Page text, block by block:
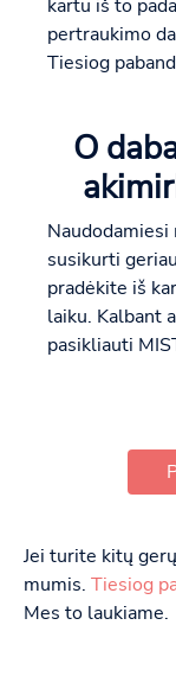
kartu iš to
pertraukimo
Tiesiog
O
susikurti
pradėkite iš
laiku. Kalbant
pasikliauti
Jei turite kitų
mumis. Tiesiog
Mes to laukiame.